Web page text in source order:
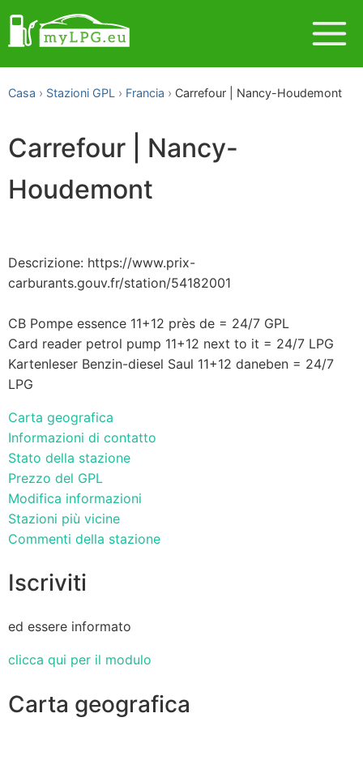
Casa Stazioni GPL Francia Carrefour | Nancy-Houdemont
Carrefour | Nancy-
Houdemont
Descrizione: https://www.prix-
carburants.gouv.fr/station/54182001
CB Pompe essence 11+12 près de = 24/7 GPL
Card reader petrol pump 11+12 next to it = 24/7 LPG
Kartenleser Benzin-diesel Saul 11+12 daneben = 24/7
LPG
Carta geografica
Informazioni di contatto
Stato della stazione
Prezzo del GPL
Modifica informazioni
Stazioni più vicine
Commenti della stazione
Iscriviti
ed essere informato
clicca qui per il modulo
Carta geografica